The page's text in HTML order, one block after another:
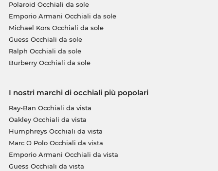
Polaroid Occhiali da sole
Emporio Armani Occhiali da sole
Michael Kors Occhiali da sole
Guess Occhiali da sole
Ralph Occhiali da sole
Burberry Occhiali da sole
I nostri marchi di occhiali più popolari
Ray-Ban Occhiali da vista
Oakley Occhiali da vista
Humphreys Occhiali da vista
Marc O Polo Occhiali da vista
Emporio Armani Occhiali da vista
Guess Occhiali da vista